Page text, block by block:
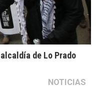
de Lo Prado
NOTICIAS